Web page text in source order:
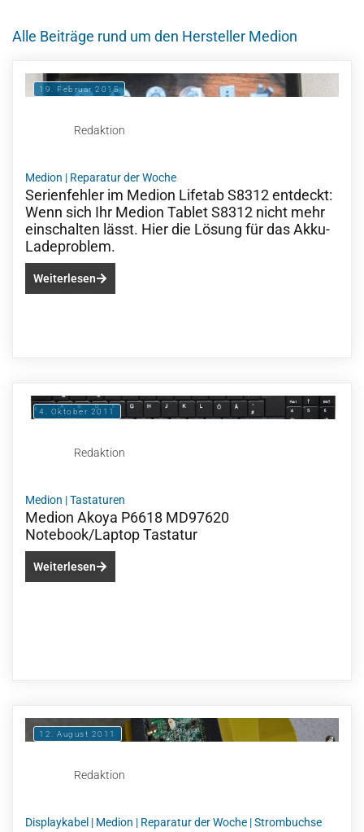
Alle Beiträge rund um den Hersteller Medion
19. Februar 2015
Redaktion
Medion | Reparatur der Woche
Serienfehler im Medion Lifetab S8312 entdeckt:
Wenn sich Ihr Medion Tablet S8312 nicht mehr
einschalten lässt. Hier die Lösung für das Akku-
Ladeproblem.
Weiterlesen
4. Oktober 2011
Redaktion
Medion |Tastaturen
Medion Akoya P6618 MD97620
Notebook/Laptop Tastatur
Weiterlesen
12. August 2011
Redaktion
Displaykabel | Medion | Reparatur der Woche |Strombuchse